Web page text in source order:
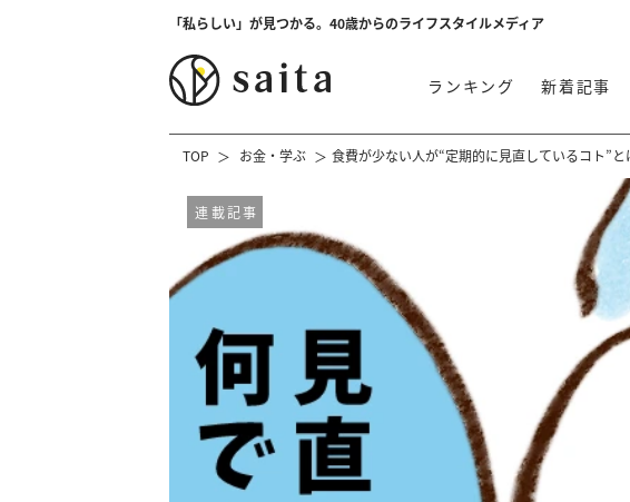
「私らしい」が見つかる。40歳からのライフスタイルメディア
ランキング 新着記事
TOP お金・学ぶ 食費が少ない人が“定期的に見直しているコト”
連載記事